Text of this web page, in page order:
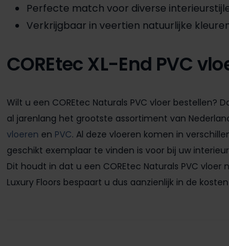
Perfecte match voor diverse
Verkrijgbaar in veertien natuurlijke
COREtec XL-End PVC
Wilt u een COREtec Naturals PVC vloer bestellen?
al jarenlang het grootste assortiment van
vloeren en PVC. Al deze vloeren komen in
geschikt exemplaar te vinden is voor bij uw
Dit houdt in dat u een COREtec Naturals PVC
Luxury Floors bespaart u dus aanzienlijk in de